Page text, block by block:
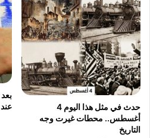
حدث في مثل هذا اليوم 4
أغسطس.. محطات غيرت وجه
التاريخ